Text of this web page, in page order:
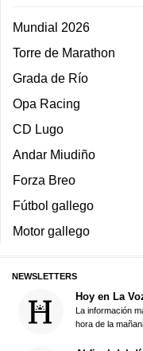
Mundial 2026
Torre de Marathon
Grada de Río
Opa Racing
CD Lugo
Andar Miudiño
Forza Breo
Fútbol gallego
Motor gallego
NEWSLETTERS
Hoy en La
La información
hora de la